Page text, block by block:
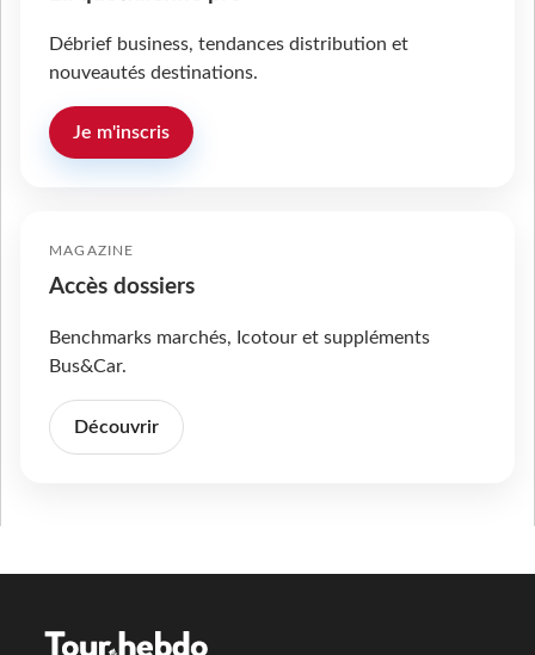
Débrief business, tendances distribution et
nouveautés destinations.
Je m'inscris
MAGAZINE
Accès dossiers
Benchmarks marchés, Icotour et suppléments
Bus&Car.
Découvrir